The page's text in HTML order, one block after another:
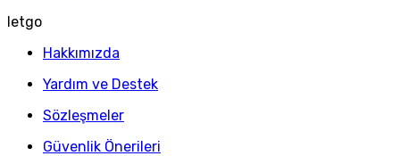
letgo
Hakkımızda
Yardım ve Destek
Sözleşmeler
Güvenlik Önerileri